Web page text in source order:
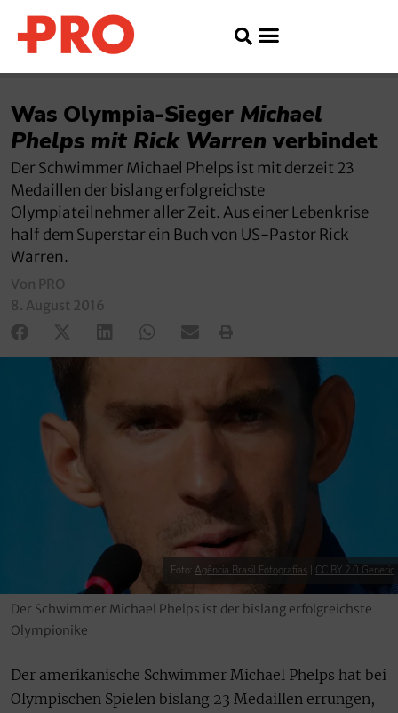
Was Olympia-Sieger Michael
Phelps mit Rick Warren verbindet
Der Schwimmer Michael Phelps ist mit derzeit 23
Medaillen der bislang erfolgreichste
Olympiateilnehmer aller Zeit. Aus einer Lebenkrise
half dem Superstar ein Buch von US-Pastor Rick
Warren.
Von PRO
8. August 2016
Foto: Agência Brasil Fotografias CC BY 2.0 Generic
Der Schwimmer Michael Phelps ist der bislang erfolgreichste
Olympionike
Der amerikanische Schwimmer Michael Phelps hat bei
Olympischen Spielen bislang 23 Medaillen errungen,